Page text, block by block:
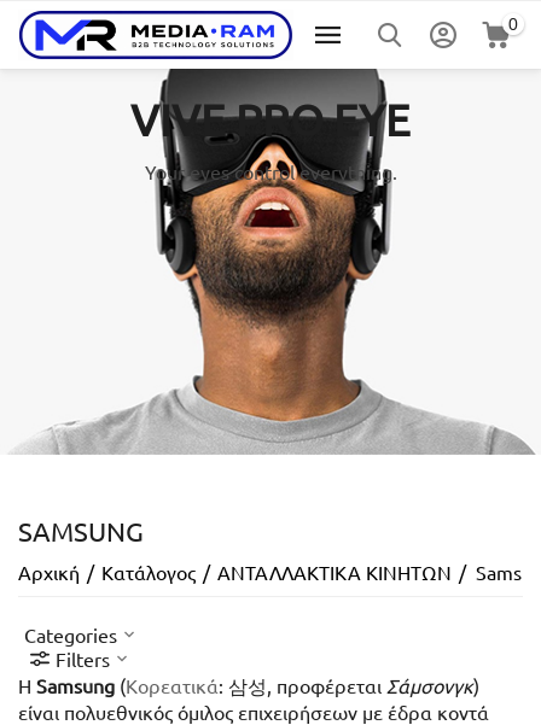
0
VIVE PRO EYE
Your eyes control everything.
SAMSUNG
Αρχική / Κατάλογος / ΑΝΤΑΛΛΑΚΤΙΚΑ ΚΙΝΗΤΩΝ /
Categories
Filters
Η Samsung (Κορεατικά: 삼성, προφέρεται Σάμσονγκ)
είναι πολυεθνικός όμιλος επιχειρήσεων με έδρα κοντά